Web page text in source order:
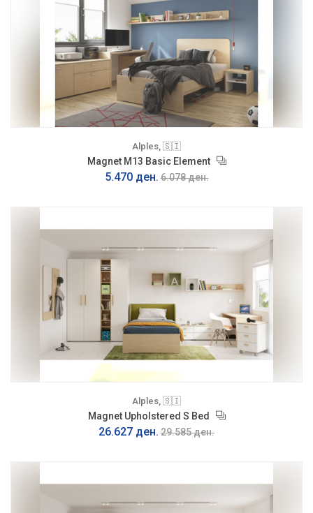
Alples, 🇸🇮
Magnet M13 Basic Element
5.470 ден. 6.078 ден.
Alples, 🇸🇮
Magnet Upholstered S Bed
26.627 ден. 29.585 ден.